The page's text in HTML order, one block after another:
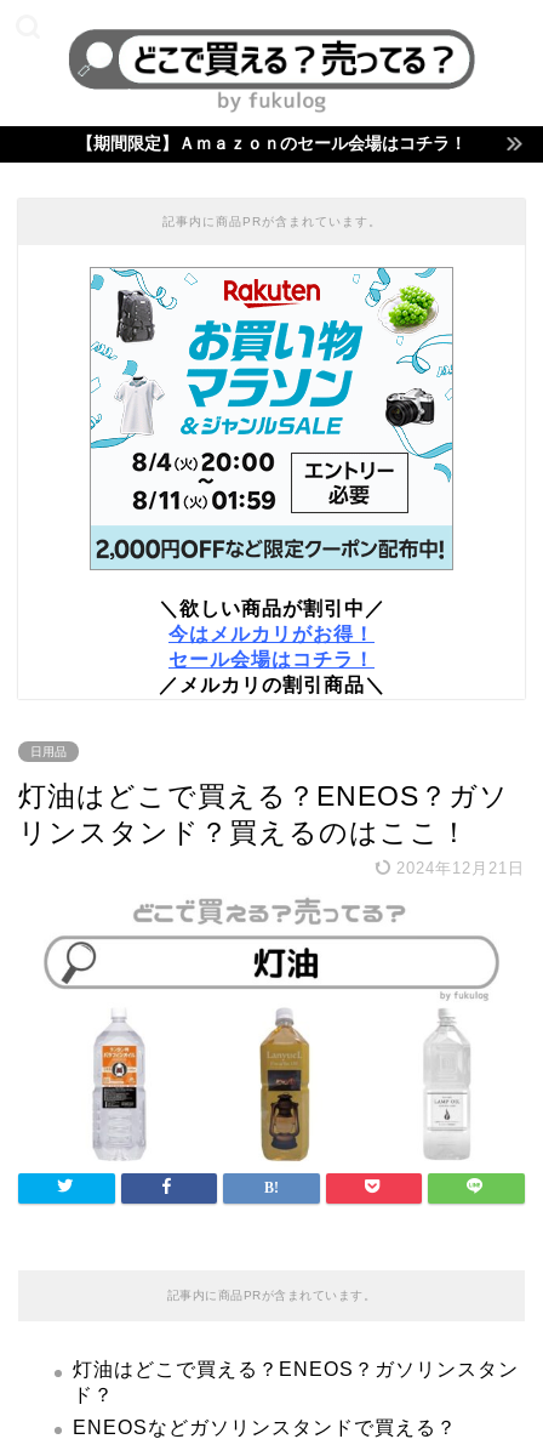
【期間限定】Ａｍａｚｏｎのセール会場はコチラ！
記事内に商品PRが含まれています。
＼欲しい商品が割引中／
今はメルカリがお得！
セール会場はコチラ！
／メルカリの割引商品＼
日用品
灯油はどこで買える？ENEOS？ガソ
リンスタンド？買えるのはここ！
2024年12月21日
記事内に商品PRが含まれています。
灯油はどこで買える？ENEOS？ガソリンスタン
ド？
ENEOSなどガソリンスタンドで買える？